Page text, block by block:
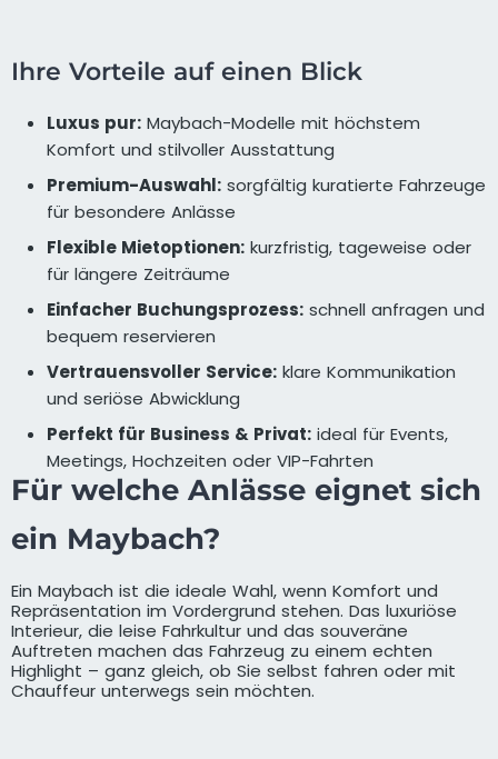
Ihre Vorteile auf einen Blick
Luxus pur: Maybach-Modelle mit höchstem
Komfort und stilvoller Ausstattung
Premium-Auswahl: sorgfältig kuratierte Fahrzeuge
für besondere Anlässe
Flexible Mietoptionen: kurzfristig, tageweise oder
für längere Zeiträume
Einfacher Buchungsprozess: schnell anfragen und
bequem reservieren
Vertrauensvoller Service: klare Kommunikation
und seriöse Abwicklung
Perfekt für Business & Privat: ideal für Events,
Meetings, Hochzeiten oder VIP-Fahrten
Für welche Anlässe eignet sich
ein Maybach?
Ein Maybach ist die ideale Wahl, wenn Komfort und
Repräsentation im Vordergrund stehen. Das luxuriöse
Interieur, die leise Fahrkultur und das souveräne
Auftreten machen das Fahrzeug zu einem echten
Highlight – ganz gleich, ob Sie selbst fahren oder mit
Chauffeur unterwegs sein möchten.